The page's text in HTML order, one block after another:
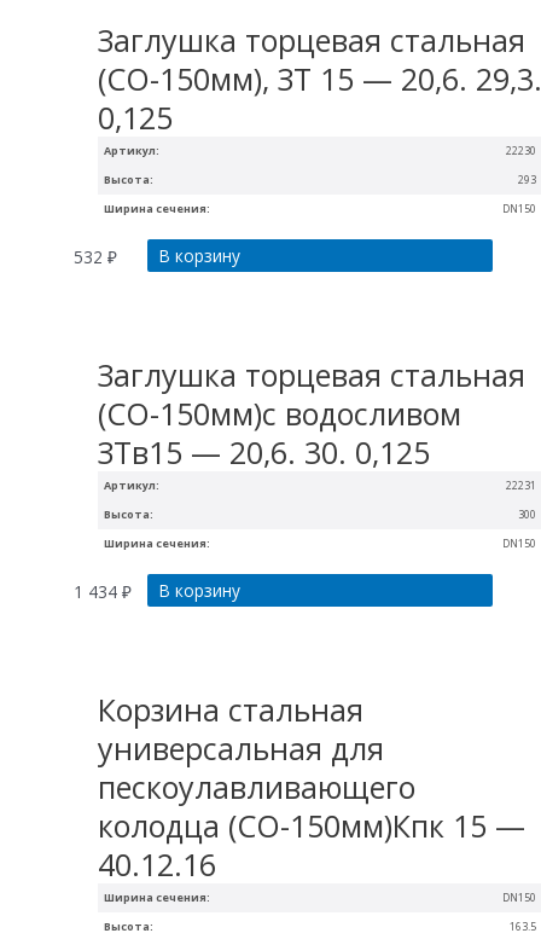
Артикул: 22230
Ширина сечения: DN150
Высота: 293
Заглушка торцевая стальная
(СО-150мм), ЗТ 15 — 20,6.
0,125
532₽ В корзину
Артикул: 22231
Ширина сечения: DN150
Высота: 300
Заглушка торцевая стальная
(СО-150мм)с водосливом
ЗТв15 — 20,6. 30. 0,125
1 434₽ В корзину
Ширина сечения:
DN150
Высота:
163.5
Корзина стальная
универсальная для
пескоулавливающего
колодца (СО-150мм)Кпк 15 —
40.12.16